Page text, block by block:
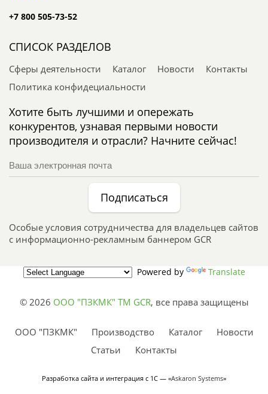
+7 800 505-73-52
СПИСОК РАЗДЕЛОВ
Сферы деятельности Каталог Новости
Контакты
Политика конфидециальности
Хотите быть лучшими и опережать
конкурентов, узнавая первыми новости
производителя и отрасли? Начните сейчас!
Подписаться
Особые условия сотрудничества для владельцев сайтов
с информационно-рекламным баннером GCR
Powered by Translate
© 2026 ООО "ПЗКМК" TM GCR, все права защищены
ООО "ПЗКМК" Производство Каталог
Новости
Статьи
Контакты
Разработка сайта и интеграция с 1С — «Askaron Systems»